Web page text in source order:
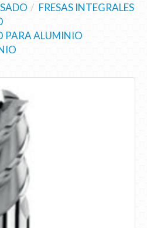
FRESAS INTEGRALES
PARA ALUMINIO